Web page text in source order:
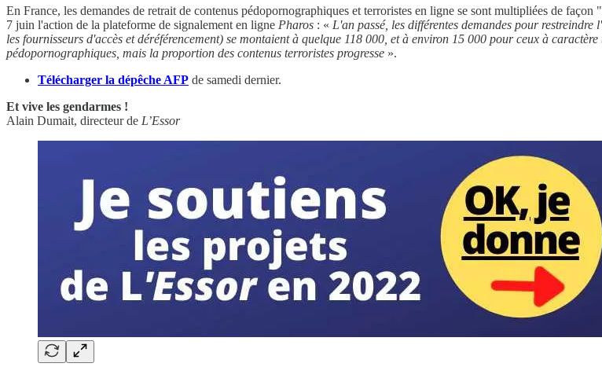
En France, les demandes de retrait de contenus pédopornographiques et terroristes en ligne se sont multipliées de
7 juin l'action de la plateforme de signalement en ligne Pharos : « L'an passé, les différentes demandes pour
les fournisseurs d'accès et déréférencement) se montaient à quelque 118 000, et à environ 15 000 pour ceux à
pédopornographiques, mais la proportion des contenus terroristes progresse ».
Télécharger la dépêche AFP de samedi dernier.
Et vive les gendarmes !
Alain Dumait, directeur de L’Essor